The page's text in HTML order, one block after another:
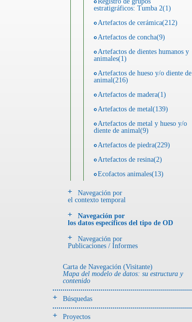
estratigráficos: Tumba 2(1)
Artefactos de cerámica(212)
Artefactos de concha(9)
Artefactos de dientes humanos y
animales(1)
Artefactos de hueso y/o diente de
animal(216)
Artefactos de madera(1)
Artefactos de metal(139)
Artefactos de metal y hueso y/o
diente de animal(9)
Artefactos de piedra(229)
Artefactos de resina(2)
Ecofactos animales(13)
Ecofactos de concha(2)
Ecofactos de piedra(3)
Registro de restos óseos humanos
(individuos)(28)
Registro de unidades
estratigráficas(64)
ofrenda huesos humanos(3)
- UE# y tipo de UE
donde se halló el objeto
Navegación por
el contexto temporal
Navegación por
los datos específicos del tipo de OD
Navegación por
Publicaciones / Informes
Carta de Navegación (Visitante)
Mapa del modelo de datos: su estructura y
contenido
Búsquedas
Proyectos